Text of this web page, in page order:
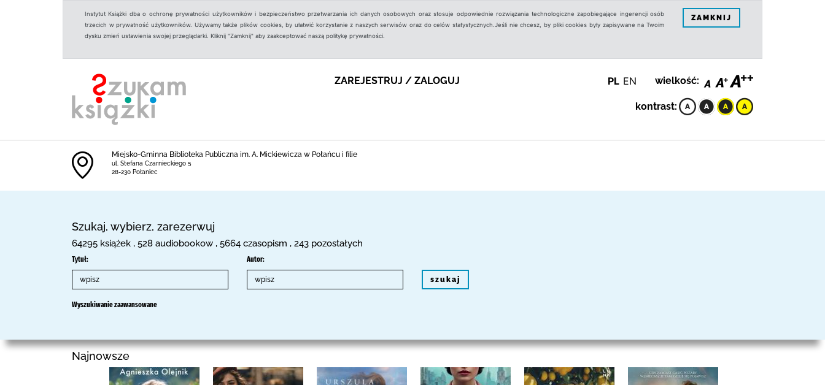
Instytut Książki dba o ochronę prywatności użytkowników i bezpieczeństwo przetwarzania ich danych osobowych oraz stosuje odpowiednie rozwiązania technologiczne zapobiegające ingerencji osób
trzecich w prywatność użytkowników. Używamy także plików cookies, by ułatwić korzystanie z naszych serwisów oraz do celów statystycznych.Jeśli nie chcesz, by pliki cookies były zapisywane na Twoim
dysku zmień ustawienia swojej przeglądarki. Kliknij "Zamknij" aby zaakceptować naszą politykę prywatności.
ZAMKNIJ
ZAREJESTRUJ / ZALOGUJ PL EN wielkość:
kontrast:
Miejsko-Gminna Biblioteka Publiczna im. A. Mickiewicza w Połańcu i filie
ul. Stefana Czarnieckiego 5
28-230 Połaniec
Szukaj, wybierz, zarezerwuj
64295 książek , 528 audiobookow , 5664 czasopism , 243 pozostałych
Tytuł: Autor:
szukaj
Wyszukiwanie zaawansowane
Najnowsze